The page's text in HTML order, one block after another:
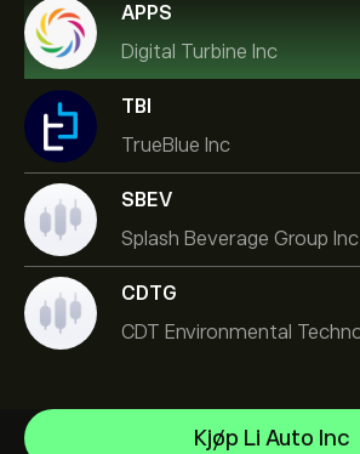
APPS
Digital Turbine Inc
TBI
TrueBlue Inc
SBEV
Splash Beverage Group Inc
CDTG
Kjøp Li Auto Inc
Micron Technology, Inc.